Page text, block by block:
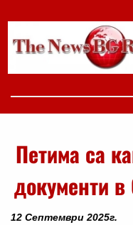
Петима са
документи
12 Септември 2025г.